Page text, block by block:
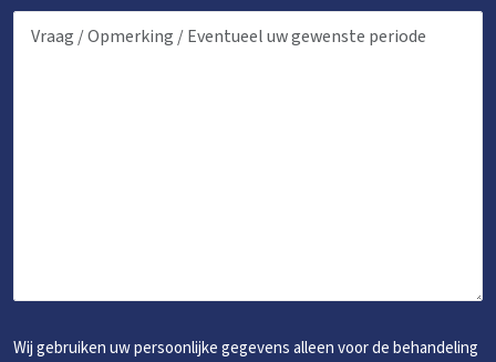
Wij gebruiken uw persoonlijke gegevens alleen voor de behandeling